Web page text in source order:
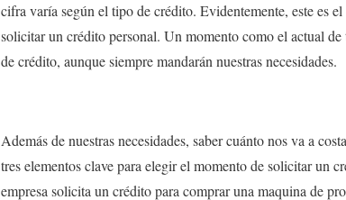
cifra varía según el tipo de crédito. Evidentemente, este es
solicitar un crédito personal. Un momento como el actual
de crédito, aunque siempre mandarán nuestras necesidades.
Además de nuestras necesidades, saber cuánto nos va a
tres elementos clave para elegir el momento de solicitar un
empresa solicita un crédito para comprar una maquina de